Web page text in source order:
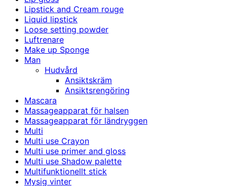
Lipstick and Cream rouge
Liquid lipstick
Loose setting powder
Luftrenare
Make up Sponge
Man
Hudvård
Ansiktskräm
Ansiktsrengöring
Mascara
Massageapparat för halsen
Massageapparat för ländryggen
Multi
Multi use Crayon
Multi use primer and gloss
Multi use Shadow palette
Multifunktionellt stick
Mysig vinter